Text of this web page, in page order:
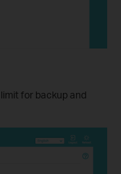
for backup and